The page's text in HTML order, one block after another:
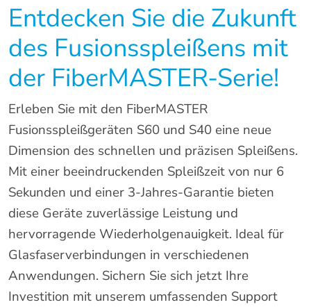
Entdecken Sie die Zukunft
des Fusionsspleißens mit
der FiberMASTER-Serie!
Erleben Sie mit den FiberMASTER
Fusionsspleißgeräten S60 und S40 eine neue
Dimension des schnellen und präzisen Spleißens.
Mit einer beeindruckenden Spleißzeit von nur 6
Sekunden und einer 3-Jahres-Garantie bieten
diese Geräte zuverlässige Leistung und
hervorragende Wiederholgenauigkeit. Ideal für
Glasfaserverbindungen in verschiedenen
Anwendungen. Sichern Sie sich jetzt Ihre
Investition mit unserem umfassenden Support